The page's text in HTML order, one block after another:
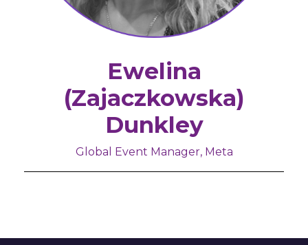
Ewelina
(Zajaczkowska)
Dunkley
Global Event Manager, Meta